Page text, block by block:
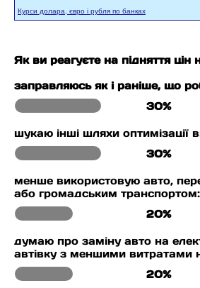
Курси долара, євро і рубля по банках
Як ви реагуєте на підняття цін
заправляюсь як і раніше, що
30%
шукаю інші шляхи оптимізації
30%
менше використовую авто,
або громадським транспортом:
20%
думаю про заміну авто на
автівку з меншими витратами
20%